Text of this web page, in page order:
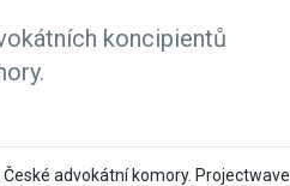
koncipientů
advokátní komory. Projectwave